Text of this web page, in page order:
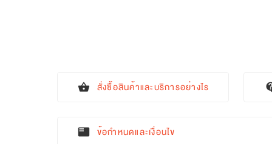
shopping_basket สั่งซื้อสินค้าและบริการอย่างไร
featured_play_list ข้อกำหนดและเงื่อนไข